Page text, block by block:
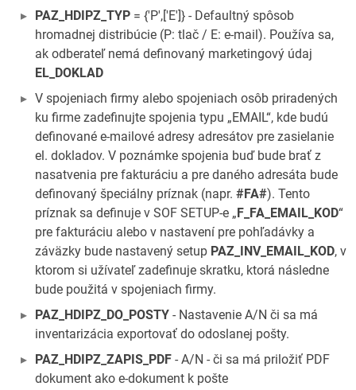
PAZ_HDIPZ_TYP = {'P',['E']} - Defaultný spôsob
hromadnej distribúcie (P: tlač / E: e-mail). Používa sa,
ak odberateľ nemá definovaný marketingový údaj
EL_DOKLAD
V spojeniach firmy alebo spojeniach osôb priradených
ku firme zadefinujte spojenia typu „EMAIL“, kde budú
definované e-mailové adresy adresátov pre zasielanie
el. dokladov. V poznámke spojenia buď bude brať z
nasatvenia pre fakturáciu a pre daného adresáta bude
definovaný špeciálny príznak (napr. #FA#). Tento
príznak sa definuje v SOF SETUP-e „ F_FA_EMAIL_KOD“
pre fakturáciu alebo v nastavení pre pohľadávky a
záväzky bude nastavený setup PAZ_INV_EMAIL_KOD, v
ktorom si užívateľ zadefinuje skratku, ktorá následne
bude použitá v spojeniach firmy.
PAZ_HDIPZ_DO_POSTY - Nastavenie A/N či sa má
inventarizácia exportovať do odoslanej pošty.
PAZ_HDIPZ_ZAPIS_PDF - A/N - či sa má priložiť PDF
dokument ako e-dokument k pošte